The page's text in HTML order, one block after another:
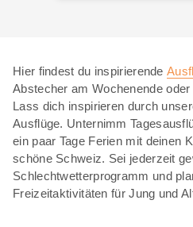
Hier findest du inspirierende
Abstecher am Wochenende
Lass dich inspirieren durch
Ausflüge. Unternimm
ein paar Tage Ferien mit deinen
schöne Schweiz. Sei jederzeit
Schlechtwetterprogramm und
Freizeitaktivitäten für Jung und